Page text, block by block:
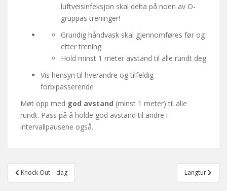
luftveisinfeksjon skal delta på noen av O-
gruppas treninger!
Grundig håndvask skal gjennomføres før og
etter trening
Hold minst 1 meter avstand til alle rundt deg
Vis hensyn til hverandre og tilfeldig
forbipasserende
Møt opp med god avstand (minst 1 meter) til alle
rundt. Pass på å holde god avstand til andre i
intervallpausene også.
Post
navigation
Knock Out – dag Langtur